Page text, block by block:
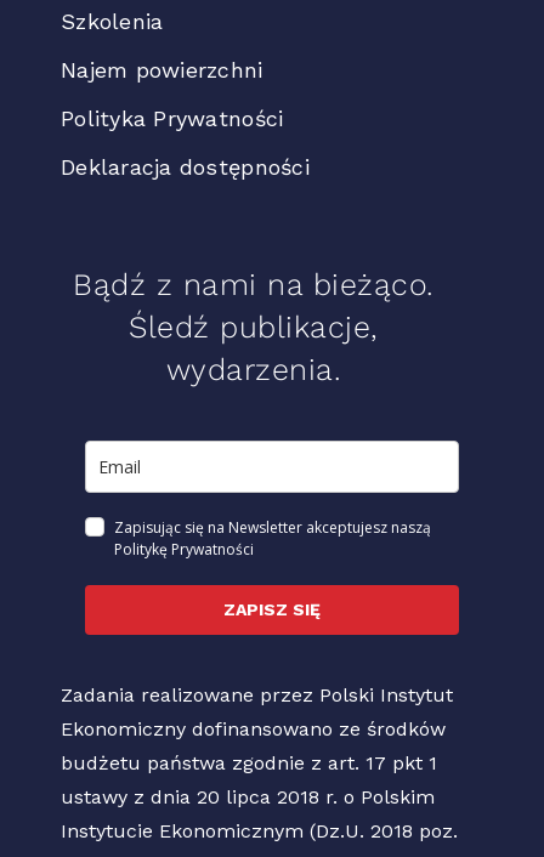
Szkolenia
Najem powierzchni
Polityka Prywatności
Deklaracja dostępności
Bądź z nami na bieżąco.
Śledź publikacje,
wydarzenia.
Zapisując się na Newsletter akceptujesz naszą
Politykę Prywatności
ZAPISZ SIĘ
Zadania realizowane przez Polski Instytut
Ekonomiczny dofinansowano ze środków
budżetu państwa zgodnie z art. 17 pkt 1
ustawy z dnia 20 lipca 2018 r. o Polskim
Instytucie Ekonomicznym (Dz.U. 2018 poz.